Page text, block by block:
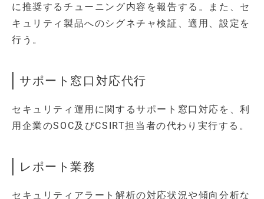
に推奨するチューニング内容を報告する。また、セ
キュリティ製品へのシグネチャ検証、適用、設定を
行う。
サポート窓口対応代行
セキュリティ運用に関するサポート窓口対応を、利
用企業のSOC及びCSIRT担当者の代わり実行する。
レポート業務
セキュリティアラート解析の対応状況や傾向分析な